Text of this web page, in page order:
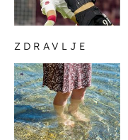
ZDRAVLJE